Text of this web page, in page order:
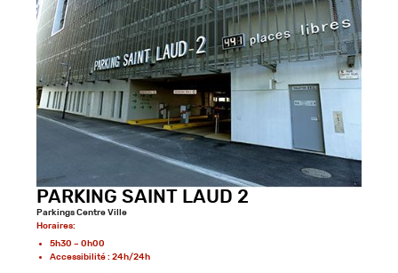
PARKING SAINT LAUD 2
Parkings Centre Ville
Horaires:
5h30 – 0h00
Accessibilité : 24h/24h